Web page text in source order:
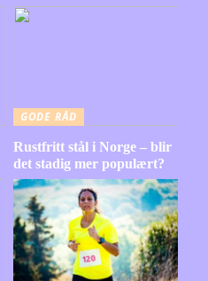
GODE RÅD
Rustfritt stål i Norge – blir
det stadig mer populært?